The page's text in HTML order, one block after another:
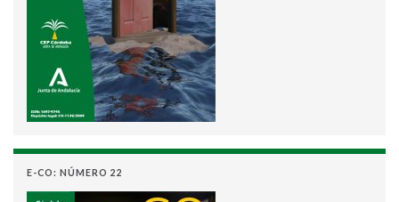
E-CO: NÚMERO 22